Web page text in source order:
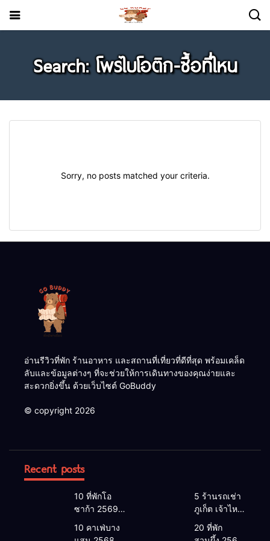
Search: โพรไบโอติก-ซื้อที่ไหน
Sorry, no posts matched your criteria.
อ่านรีวิวที่พัก ร้านอาหาร และสถานที่เที่ยวที่ดีที่สุด พร้อมเคล็ด
ลับและข้อมูลต่างๆ ที่จะช่วยให้การเดินทางของคุณง่ายและ
สะดวกยิ่งขึ้น ด้วยเว็บไซต์ GoBuddy
© copyright 2026
Recent posts
10 ที่พักโอ
ซาก้า 2569 |
ที่ไหนดี 2026
5 ร้านรถเช่า
ภูเก็ต เจ้าไหน
ดี 2026 |
แนะนำ เช่า
10 คาเฟ่บาง
20 ที่พัก